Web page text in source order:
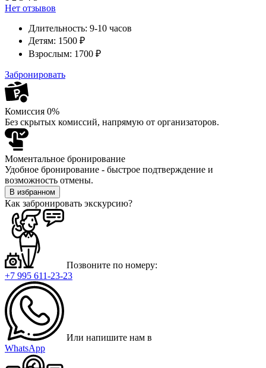
Нет отзывов
Длительность: 9-10 часов
Детям: 1500 ₽
Взрослым: 1700 ₽
Забронировать
Комиссия 0%
Без скрытых комиссий, напрямую от организаторов.
Моментальное бронирование
Удобное бронирование - быстрое подтверждение и
возможность отмены.
В избранном
Как забронировать экскурсию?
Позвоните по номеру:
+7 995 611-23-23
Или напишите нам в
WhatsApp